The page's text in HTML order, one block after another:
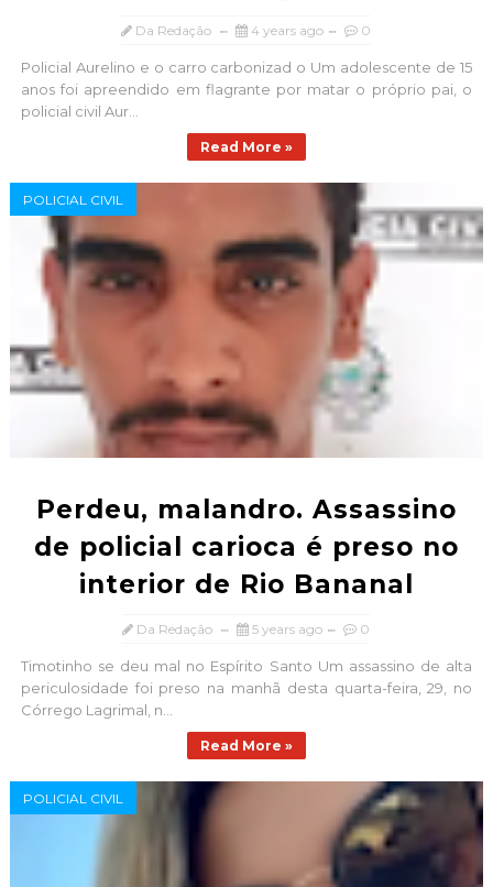
Da Redação 4 years ago 0
Policial Aurelino e o carro carbonizad o Um adolescente de 15
anos foi apreendido em flagrante por matar o próprio pai, o
policial civil Aur...
Read More »
POLICIAL CIVIL
Perdeu, malandro. Assassino
de policial carioca é preso no
interior de Rio Bananal
Da Redação 5 years ago 0
Timotinho se deu mal no Espírito Santo Um assassino de alta
periculosidade foi preso na manhã desta quarta-feira, 29, no
Córrego Lagrimal, n...
Read More »
POLICIAL CIVIL